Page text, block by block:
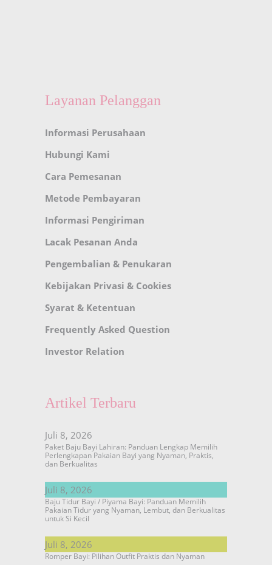
Layanan Pelanggan
Informasi Perusahaan
Hubungi Kami
Cara Pemesanan
Metode Pembayaran
Informasi Pengiriman
Lacak Pesanan Anda
Pengembalian & Penukaran
Kebijakan Privasi & Cookies
Syarat & Ketentuan
Frequently Asked Question
Investor Relation
Artikel Terbaru
Juli 8, 2026
Paket Baju Bayi Lahiran: Panduan Lengkap Memilih
Perlengkapan Pakaian Bayi yang Nyaman, Praktis,
dan Berkualitas
Juli 8, 2026
Baju Tidur Bayi / Piyama Bayi: Panduan Memilih
Pakaian Tidur yang Nyaman, Lembut, dan Berkualitas
untuk Si Kecil
Juli 8, 2026
Romper Bayi: Pilihan Outfit Praktis dan Nyaman